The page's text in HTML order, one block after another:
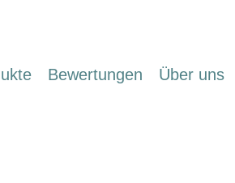
Bewertungen Über uns